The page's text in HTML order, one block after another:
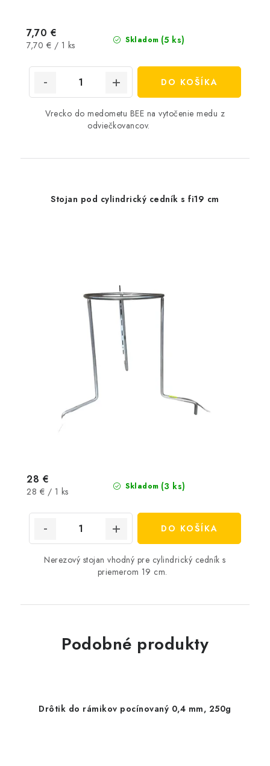
Skladom (5 ks)
7,70 €
Jednotková
7,70 € / 1 ks
DO KOŠÍKA
Vrecko do medometu BEE na vytočenie medu z
odviečkovancov.
Stojan pod cylindrický cedník s fi19 cm
Skladom (3 ks)
28 €
Jednotková
28 € / 1 ks
DO KOŠÍKA
Nerezový stojan vhodný pre cylindrický cedník s
priemerom 19 cm.
Podobné produkty
Drôtik do rámikov pocínovaný 0,4 mm, 250g